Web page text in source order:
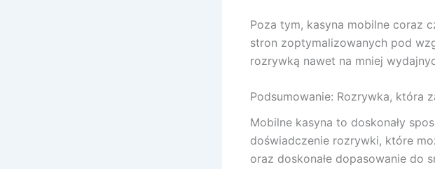
Poza tym, kasyna mobilne coraz
stron zoptymalizowanych pod
rozrywką nawet na mniej
Podsumowanie: Rozrywka, która
Mobilne kasyna to doskonały
doświadczenie rozrywki, które
oraz doskonałe dopasowanie do